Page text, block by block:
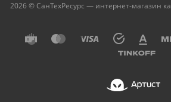
2026 © СанТехРесурс — интернет-магазин